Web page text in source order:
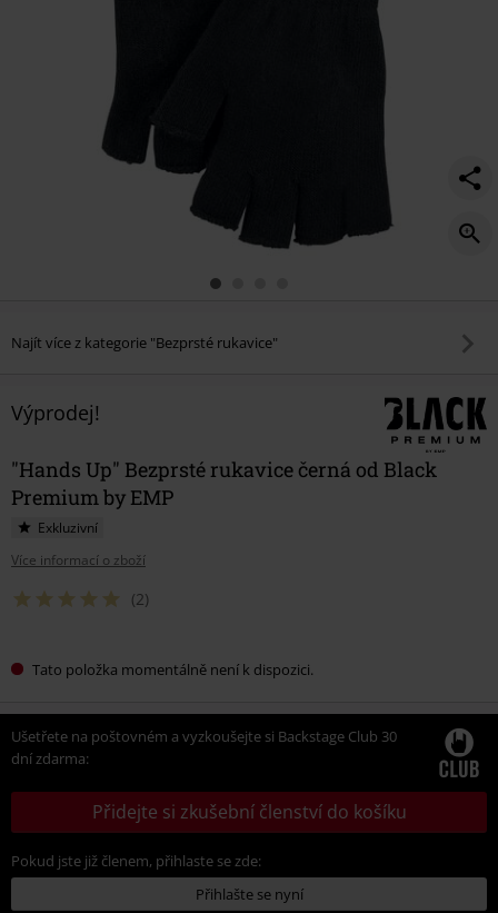
Najít více z kategorie "Bezprsté rukavice"
Výprodej!
"Hands Up" Bezprsté rukavice černá od Black
Premium by EMP
Exkluzivní
Více informací o zboží
(2)
Tato položka momentálně není k dispozici.
Ušetřete na poštovném a vyzkoušejte si Backstage Club 30
dní zdarma:
Přidejte si zkušební členství do košíku
Pokud jste již členem, přihlaste se zde:
Přihlašte se nyní